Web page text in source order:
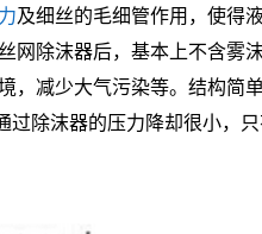
及细丝的毛细管作用，使得
除沫器后，基本上不含雾
减少大气污染等。结构简
过除沫器的压力降却很小，只